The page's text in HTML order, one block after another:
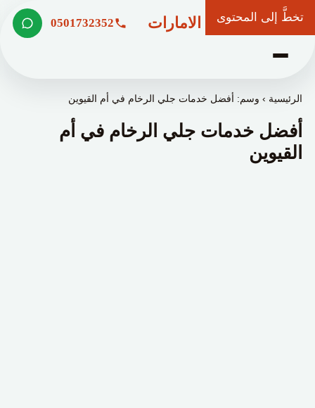
تخطَّ إلى المحتوى
شركة وعد الامارات 0501732352
الرئيسية ›وسم: أفضل خدمات جلي الرخام في أم القيوين
أفضل خدمات جلي الرخام في أم
القيوين